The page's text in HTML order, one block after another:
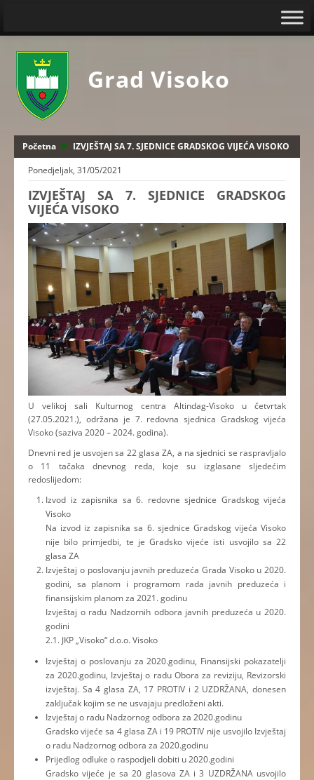
Grad Visoko
Početna
IZVJEŠTAJ SA 7. SJEDNICE GRADSKOG VIJEĆA VISOKO
Ponedjeljak, 31/05/2021
IZVJEŠTAJ SA 7. SJEDNICE GRADSKOG
VIJEĆA VISOKO
U velikoj sali Kulturnog centra Altindag-Visoko u četvrtak
(27.05.2021.), održana je 7. redovna sjednica Gradskog vijeća
Visoko (saziva 2020 – 2024. godina).
Dnevni red je usvojen sa 22 glasa ZA, a na sjednici se raspravljalo
o 11 tačaka dnevnog reda, koje su izglasane sljedećim
redoslijedom:
Izvod iz zapisnika sa 6. redovne sjednice Gradskog vijeća
Visoko
Na izvod iz zapisnika sa 6. sjednice Gradskog vijeća Visoko
nije bilo primjedbi, te je Gradsko vijeće isti usvojilo sa 22
glasa ZA
Izvještaj o poslovanju javnih preduzeća Grada Visoko u 2020.
godini, sa planom i programom rada javnih preduzeća i
finansijskim planom za 2021. godinu
Izvještaj o radu Nadzornih odbora javnih preduzeća u 2020.
godini
2.1. JKP „Visoko“ d.o.o. Visoko
Izvještaj o poslovanju za 2020.godinu, Finansijski pokazatelji
za 2020.godinu, Izvještaj o radu Obora za reviziju, Revizorski
izvještaj. Sa 4 glasa ZA, 17 PROTIV i 2 UZDRŽANA, donesen
zaključak kojim se ne usvajaju predloženi akti.
Izvještaj o radu Nadzornog odbora za 2020.godinu
Gradsko vijeće sa 4 glasa ZA i 19 PROTIV nije usvojilo Izvještaj
o radu Nadzornog odbora za 2020.godinu
Prijedlog odluke o raspodjeli dobiti u 2020.godini
Gradsko vijeće je sa 20 glasova ZA i 3 UZDRŽANA usvojilo